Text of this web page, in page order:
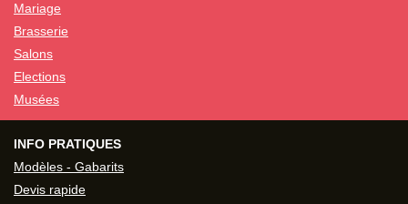
Mariage
Brasserie
Salons
Elections
Musées
INFO PRATIQUES
Modèles - Gabarits
Devis rapide